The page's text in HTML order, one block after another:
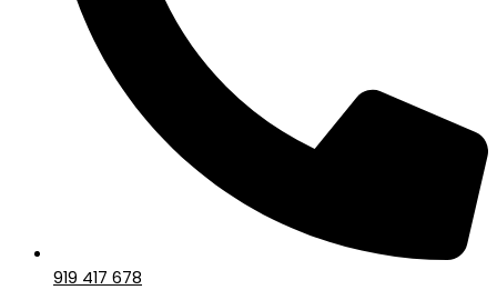
919 417 678